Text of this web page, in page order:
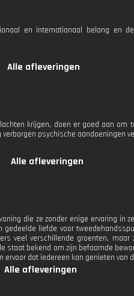
en internationaal belang en
Alle afleveringen
krijgen, doen er goed aan
psychische aandoeningen
Alle afleveringen
die ze zonder enige ervaring in
gedeelde liefde voor
veel verschillende groenten,
staat bekend om zijn befaamde
ervoor dat iedereen kan genieten van
Alle afleveringen